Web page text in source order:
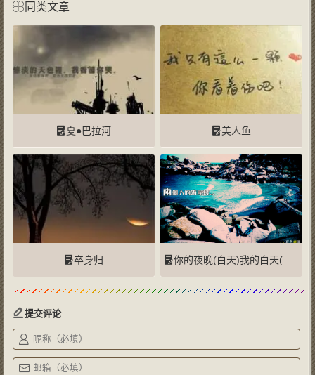
提交评论
同类文章
夏●巴拉河 美人鱼
卒身归 你的夜晚(白天)我的白天(夜晚)